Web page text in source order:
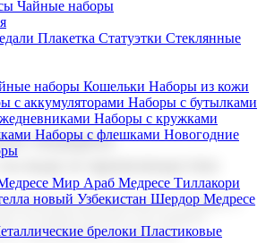
Чайные наборы
Плакетка Статуэтки Стеклянные
наборы Кошельки Наборы из кожи
с аккумуляторами Наборы с бутылками
Наборы с кружками
Наборы с флешками Новогодние
Мир Араб Медресе Тиллакори
новый Узбекистан Шердор Медресе
брелоки Пластиковые
подарки
и производство
выбор корпоративных подарков и
В нашем каталоге вы найдете
мероприятия и клиентов.